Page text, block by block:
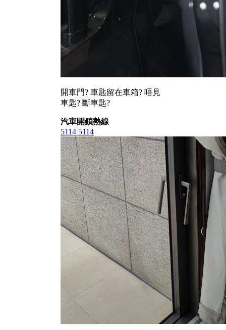
開車門? 車匙留在車箱? 唔見
車匙? 斷車匙?
汽車開鎖熱線
5114 5114